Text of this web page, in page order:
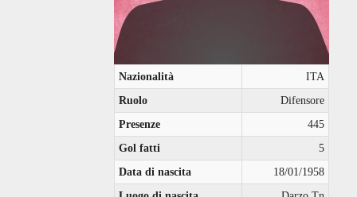
Nazionalità
ITA
Ruolo
Difensore
Presenze
445
Gol fatti
5
Data di nascita
18/01/1958